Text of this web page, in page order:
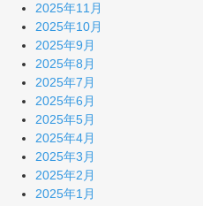
2025年11月
2025年10月
2025年9月
2025年8月
2025年7月
2025年6月
2025年5月
2025年4月
2025年3月
2025年2月
2025年1月